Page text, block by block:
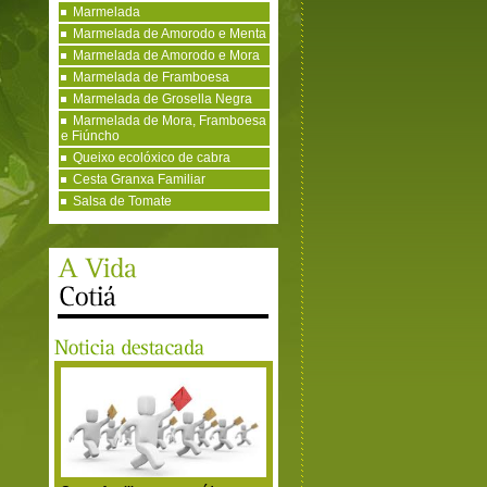
Marmelada
Marmelada de Amorodo e Menta
Marmelada de Amorodo e Mora
Marmelada de Framboesa
Marmelada de Grosella Negra
Marmelada de Mora, Framboesa
e Fiúncho
Queixo ecolóxico de cabra
Cesta Granxa Familiar
Salsa de Tomate